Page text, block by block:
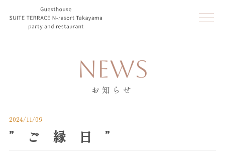
NEWS
お知らせ
2024/11/09
” ご 縁 日 ”